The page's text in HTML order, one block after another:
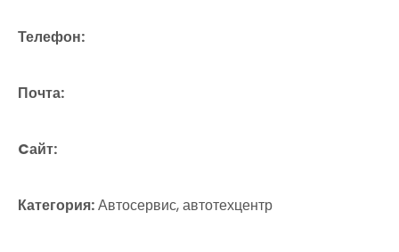
Телефон:
Почта:
Cайт:
Категория:Автосервис, автотехцентр